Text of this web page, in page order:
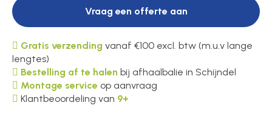
Vraag een offerte aan
Gratis verzending vanaf €100 excl. btw (m.u.v lange
lengtes)
Bestelling af te halen bij afhaalbalie in Schijndel
Montage service op aanvraag
Klantbeoordeling van 9+